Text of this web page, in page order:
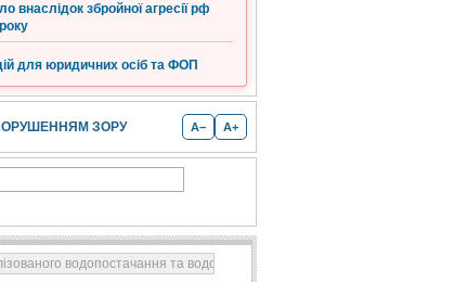
внаслідок збройної агресії рф
для юридичних осіб та ФОП
ЗОРУ A− A+
водопостачання та водовідведення Комунальному